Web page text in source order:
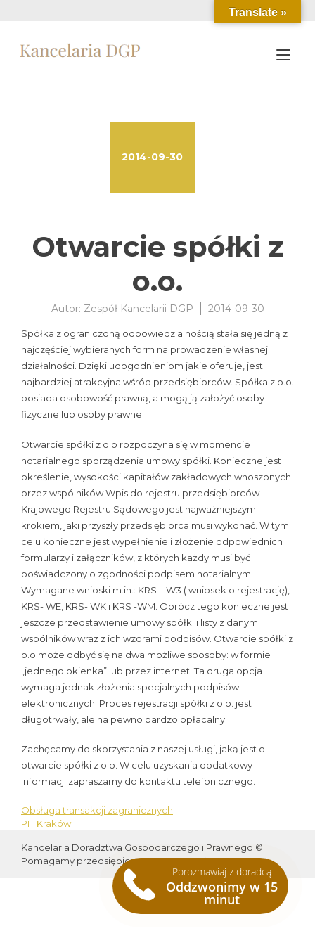
2014-09-30
Otwarcie spółki z
o.o.
Autor: Zespół Kancelarii DGP 2014-09-30
Spółka z ograniczoną odpowiedzialnością stała się jedną z
najczęściej wybieranych form na prowadzenie własnej
działalności. Dzięki udogodnieniom jakie oferuje, jest
najbardziej atrakcyjna wśród przedsiębiorców. Spółka z o.o.
posiada osobowość prawną, a mogą ją założyć osoby
fizyczne lub osoby prawne.
Otwarcie spółki z o.o rozpoczyna się w momencie
notarialnego sporządzenia umowy spółki. Konieczne jest
określenie, wysokości kapitałów zakładowych wnoszonych
przez wspólników Wpis do rejestru przedsiębiorców –
Krajowego Rejestru Sądowego jest najważniejszym
krokiem, jaki przyszły przedsiębiorca musi wykonać. W tym
celu konieczne jest wypełnienie i złożenie odpowiednich
formularzy i załączników, z których każdy musi być
poświadczony o zgodności podpisem notarialnym.
Wymagane wnioski m.in.: KRS – W3 ( wniosek o rejestrację),
KRS- WE, KRS- WK i KRS -WM. Oprócz tego konieczne jest
jeszcze przedstawienie umowy spółki i listy z danymi
wspólników wraz z ich wzorami podpisów. Otwarcie spółki z
o.o może odbyć się na dwa możliwe sposoby: w formie
„jednego okienka” lub przez internet. Ta druga opcja
wymaga jednak złożenia specjalnych podpisów
elektronicznych. Proces rejestracji spółki z o.o. jest
długotrwały, ale na pewno bardzo opłacalny.
Zachęcamy do skorzystania z naszej usługi, jaką jest o
otwarcie spółki z o.o. W celu uzyskania dodatkowy
informacji zapraszamy do kontaktu telefonicznego.
Nawigacja
wpisu
Obsługa transakcji zagranicznych
PIT Kraków
Kancelaria Doradztwa Gospodarczego i Prawnego ©
Pomagamy przedsiębiorcom od 2013 roku
Porozmawiaj z doradcą
Oddzwonimy w 15
minut
Translate »